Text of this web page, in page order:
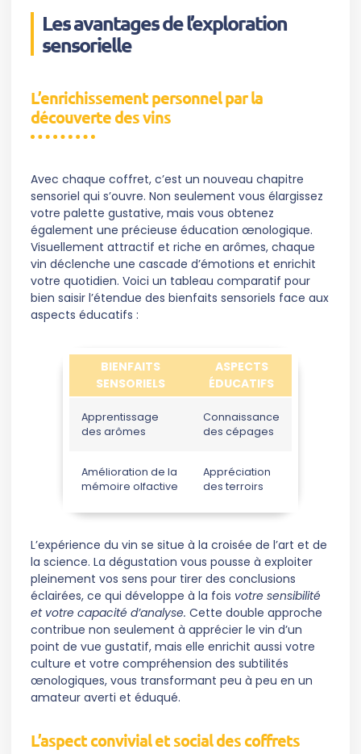
Les avantages de l’exploration
sensorielle
L’enrichissement personnel par la
découverte des vins
Avec chaque coffret, c’est un nouveau chapitre
sensoriel qui s’ouvre. Non seulement vous élargissez
votre palette gustative, mais vous obtenez
également une précieuse éducation œnologique.
Visuellement attractif et riche en arômes, chaque
vin déclenche une cascade d’émotions et enrichit
votre quotidien. Voici un tableau comparatif pour
bien saisir l’étendue des bienfaits sensoriels face aux
aspects éducatifs :
BIENFAITS
SENSORIELS
ASPECTS
ÉDUCATIFS
Apprentissage
des arômes
Connaissance
des cépages
Amélioration de la
mémoire olfactive
Appréciation
des terroirs
L’expérience du vin se situe à la croisée de l’art et de
la science. La dégustation vous pousse à exploiter
pleinement vos sens pour tirer des conclusions
éclairées, ce qui développe à la fois votre sensibilité
et votre capacité d’analyse. Cette double approche
contribue non seulement à apprécier le vin d’un
point de vue gustatif, mais elle enrichit aussi votre
culture et votre compréhension des subtilités
œnologiques, vous transformant peu à peu en un
amateur averti et éduqué.
L’aspect convivial et social des coffrets